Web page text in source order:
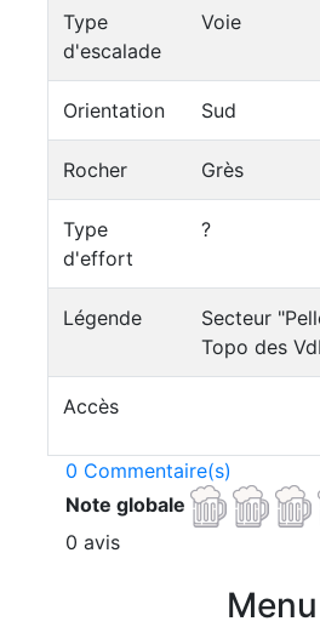
Type
d'escalade
Voie
Orientation Sud
Rocher Grès
Type
d'effort
?
Légende
Secteur
Topo des
Accès
0 Commentaire(s)
Note globale
0 avis
Menu